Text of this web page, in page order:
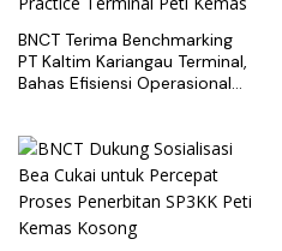
BNCT Terima Benchmarking
PT Kaltim Kariangau Terminal,
Bahas Efisiensi Operasional